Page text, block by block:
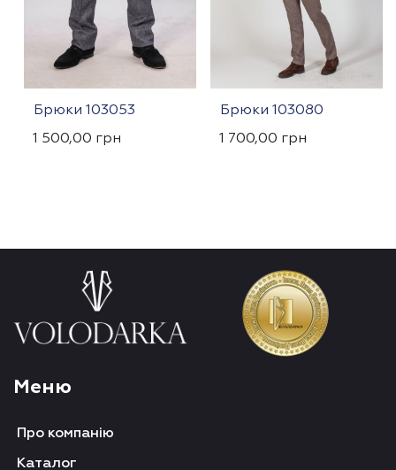
Брюки 103053
1 500,00 грн
Брюки 103080
1 700,00 грн
Меню
Про компанію
Каталог